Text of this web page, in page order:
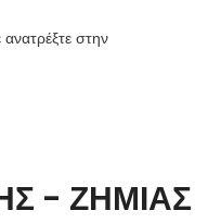
στην
- ΖΗΜΙΑΣ